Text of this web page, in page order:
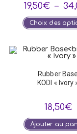
19,50€ –
Choix des
Rubber Base
KODI « Ivory
18,50€
Ajouter au